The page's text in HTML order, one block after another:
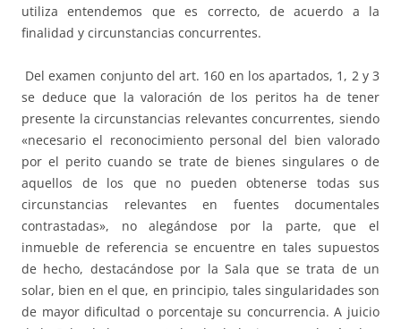
utiliza entendemos que es correcto, de acuerdo a la
finalidad y circunstancias concurrentes.
Del examen conjunto del art. 160 en los apartados, 1, 2 y 3
se deduce que la valoración de los peritos ha de tener
presente la circunstancias relevantes concurrentes, siendo
«necesario el reconocimiento personal del bien valorado
por el perito cuando se trate de bienes singulares o de
aquellos de los que no pueden obtenerse todas sus
circunstancias relevantes en fuentes documentales
contrastadas», no alegándose por la parte, que el
inmueble de referencia se encuentre en tales supuestos
de hecho, destacándose por la Sala que se trata de un
solar, bien en el que, en principio, tales singularidades son
de mayor dificultad o porcentaje su concurrencia. A juicio